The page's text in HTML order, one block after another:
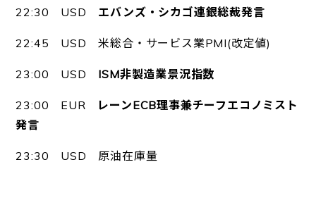
22:30 USD エバンズ・シカゴ連銀総裁発言
22:45 USD 米総合・サービス業PMI(改定値)
23:00 USD ISM非製造業景況指数
23:00 EUR
レーンECB理事兼チーフエコノミスト
発言
23:30 USD 原油在庫量